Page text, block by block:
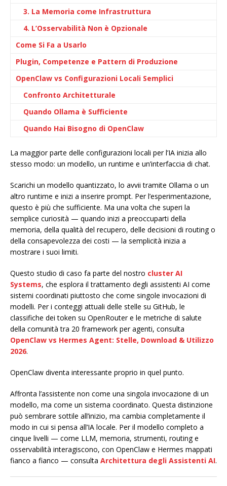
3. La Memoria come Infrastruttura
4. L’Osservabilità Non è Opzionale
Come Si Fa a Usarlo
Plugin, Competenze e Pattern di Produzione
OpenClaw vs Configurazioni Locali Semplici
Confronto Architetturale
Quando Ollama è Sufficiente
Quando Hai Bisogno di OpenClaw
La maggior parte delle configurazioni locali per l’IA inizia allo
stesso modo: un modello, un runtime e un’interfaccia di chat.
Scarichi un modello quantizzato, lo avvii tramite Ollama o un
altro runtime e inizi a inserire prompt. Per l’esperimentazione,
questo è più che sufficiente. Ma una volta che superi la
semplice curiosità — quando inizi a preoccuparti della
memoria, della qualità del recupero, delle decisioni di routing o
della consapevolezza dei costi — la semplicità inizia a
mostrare i suoi limiti.
Questo studio di caso fa parte del nostro cluster AI
Systems, che esplora il trattamento degli assistenti AI come
sistemi coordinati piuttosto che come singole invocazioni di
modelli. Per i conteggi attuali delle stelle su GitHub, le
classifiche dei token su OpenRouter e le metriche di salute
della comunità tra 20 framework per agenti, consulta
OpenClaw vs Hermes Agent: Stelle, Download & Utilizzo
2026.
OpenClaw diventa interessante proprio in quel punto.
Affronta l’assistente non come una singola invocazione di un
modello, ma come un sistema coordinato. Questa distinzione
può sembrare sottile all’inizio, ma cambia completamente il
modo in cui si pensa all’IA locale. Per il modello completo a
cinque livelli — come LLM, memoria, strumenti, routing e
osservabilità interagiscono, con OpenClaw e Hermes mappati
fianco a fianco — consulta Architettura degli Assistenti AI.